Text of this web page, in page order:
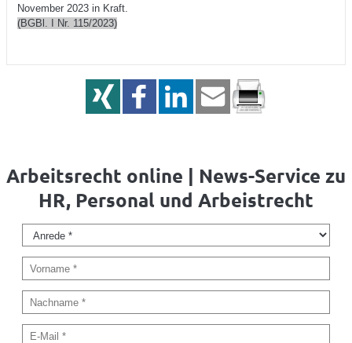
November 2023 in Kraft.
(BGBl. I Nr. 115/2023)
Arbeitsrecht online | News-Service zu
HR, Personal und Arbeistrecht